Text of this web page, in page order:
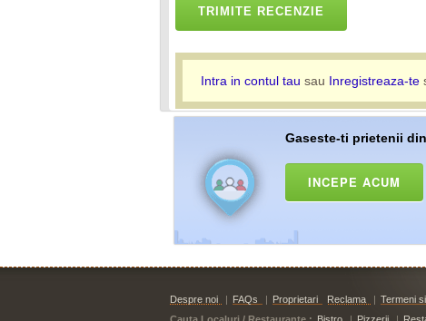
TRIMITE RECENZIE
Intra in contul tau sau Inregistreaza-te
Gaseste-ti prietenii
INCEPE ACUM
Despre noi | FAQs | Proprietari Reclama | Termeni